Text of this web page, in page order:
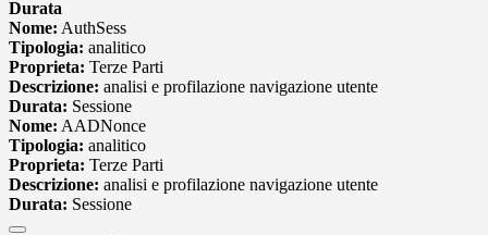
Durata
Nome: AuthSess
Tipologia: analitico
Proprieta: Terze Parti
Descrizione: analisi e profilazione navigazione utente
Durata: Sessione
Nome: AADNonce
Tipologia: analitico
Proprieta: Terze Parti
Descrizione: analisi e profilazione navigazione utente
Durata: Sessione